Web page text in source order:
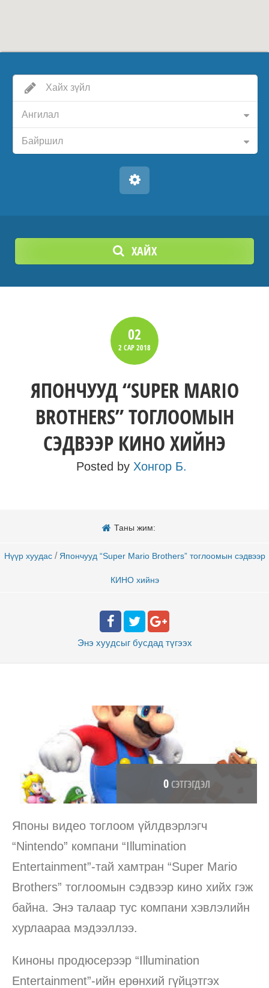
Ангилал
Байршил
ХАЙХ
02
2 САР2018
ЯПОНЧУУД “SUPER MARIO
BROTHERS” ТОГЛООМЫН
СЭДВЭЭР КИНО ХИЙНЭ
Posted by Хонгор Б.
Таны жим:
Нүүр хуудас / Япончууд “Super Mario Brothers” тоглоомын сэдвээр
КИНО хийнэ
Энэ хуудсыг бусдад түгээх
0СЭТГЭГДЭЛ
Японы видео тоглоом үйлдвэрлэгч
“Nintendo” компани “Illumination
Entertainment”-тай хамтран “Super Mario
Brothers” тоглоомын сэдвээр кино хийх гэж
байна. Энэ талаар тус компани хэвлэлийн
хурлаараа мэдээллээ.
Киноны продюсерээр “Illumination
Entertainment”-ийн ерөнхий гүйцэтгэх